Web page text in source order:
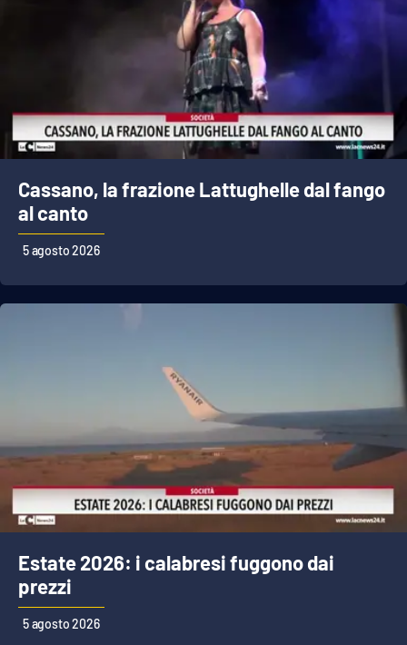
Cassano, la frazione Lattughelle dal fango
al canto
5 agosto 2026
Estate 2026: i calabresi fuggono dai
prezzi
5 agosto 2026